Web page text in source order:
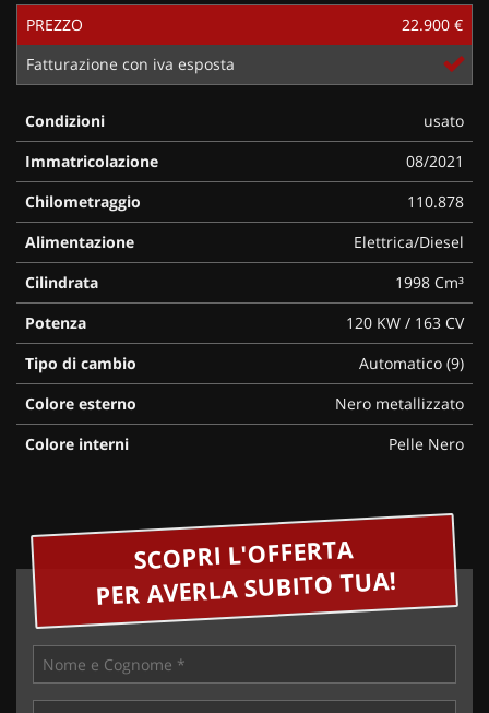
PREZZO
22.900 €
Fatturazione con iva esposta
Condizioni
usato
Immatricolazione
08/2021
Chilometraggio
110.878
Alimentazione
Elettrica/Diesel
Cilindrata
1998 Cm³
Potenza
120 KW / 163 CV
Tipo di cambio
Automatico (9)
Colore esterno
Nero metallizzato
Colore interni
Pelle Nero
SCOPRI L'OFFERTA
PER AVERLA SUBITO TUA!